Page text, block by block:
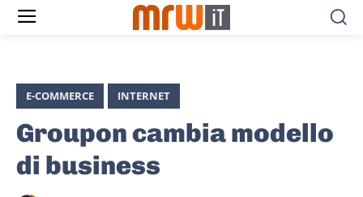
E-COMMERCE INTERNET
Groupon cambia modello
di business